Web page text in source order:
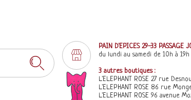
PAIN D'EPICES 29-33 PASSAGE
du lundi au samedi de 10h à
3 autres boutiques :
L'ELEPHANT ROSE 27 rue
L'ELEPHANT ROSE 86 rue
L'ELEPHANT ROSE 96 avenue